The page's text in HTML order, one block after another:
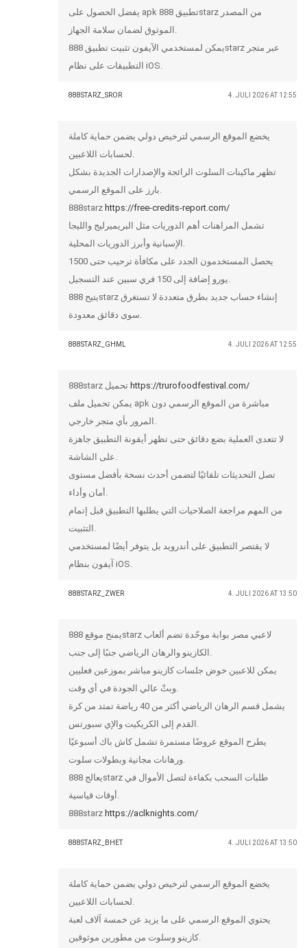
يفضل الحصول على apk تطبيق 888starz من المصدر
الموثوق لضمان سلامة الجهاز.
يمكن لمستخدمي الآيفون تثبيت تطبيق 888starz عبر متجر
التطبيقات على نظام iOS.
888STARZ_SROR 4. JULI 2026 AT 12:55
يخضع الموقع الرسمي لترخيص دولي يضمن حماية كاملة
لحسابات اللاعبين.
تظهر ماكينات السلوت الرائجة والإصدارات الجديدة بشكل
بارز على الموقع الرسمي.
888starz https://free-credits-report.com/
تشمل المراهنات أهم الدوريات مثل البريميرليج والليجا
الإسبانية وأبرز الدوريات المحلية.
يحصل المستخدمون الجدد على مكافأة ترحيب حتى 1500
يورو إضافة إلى 150 فري سبين عند التسجيل.
يتيح 888starz إنشاء حساب جديد بطرق متعددة لا تستغرق
سوى دقائق معدودة.
888STARZ_GHML 4. JULI 2026 AT 12:55
https://trurofoodfestival.com/
يمكن تحميل ملف apk مباشرة من الموقع الرسمي دون
المرور بأي متجر خارجي.
لا تتعدى العملية بضع دقائق حتى تظهر أيقونة التطبيق جاهزة
على الشاشة.
تصل التحديثات تلقائيًا لتضمن أحدث نسخة بأفضل مستوى
أمان وأداء.
من المهم مراجعة الصلاحيات التي يطلبها التطبيق قبل إتمام
التثبيت.
لا يقتصر التطبيق على أندرويد بل يتوفر أيضًا لمستخدمي
آيفون بنظام iOS.
888STARZ_ZWER 4. JULI 2026 AT 13:50
يمنح موقع 888starz لاعبي مصر بوابة موحّدة تضم ألعاب
الكازينو والرهان الرياضي جنبًا إلى جنب.
يمكن للاعبين خوض جلسات كازينو مباشر بموزعين فعليين
وبثّ عالي الجودة في أي وقت.
يشمل قسم الرهان الرياضي أكثر من 40 رياضة تمتد من كرة
القدم إلى الكريكيت والإي سبورتس.
يطرح الموقع عروضًا مستمرة تشمل كاش باك أسبوعيًا
ورهانات مجانية وبطولات سلوت.
يعالج 888starz طلبات السحب بكفاءة لتصل الأموال في
أوقات قياسية.
888starz https://aclknights.com/
888STARZ_BHET 4. JULI 2026 AT 13:50
يخضع الموقع الرسمي لترخيص دولي يضمن حماية كاملة
لحسابات اللاعبين.
يحتوي الموقع الرسمي على ما يزيد عن خمسة آلاف لعبة
كازينو وسلوت من مطورين موثوقين.